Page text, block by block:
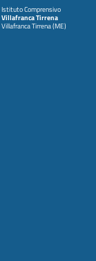
Istituto Comprensivo
Villafranca Tirrena
Villafranca Tirrena (ME)